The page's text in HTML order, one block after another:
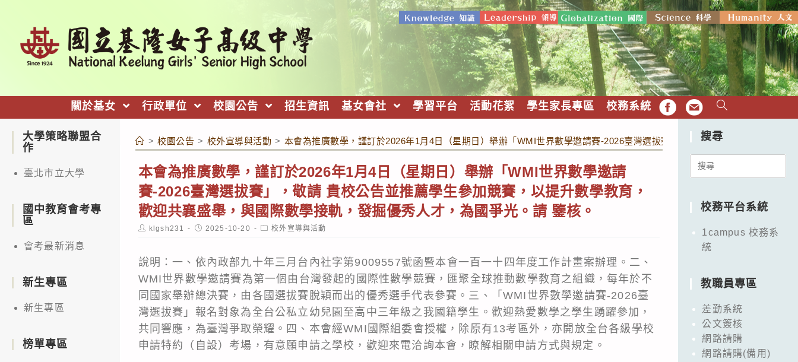
關於基女 行政單位 校園公告 招生資訊 基女會社 學習平台 活動花絮 學生家長專區 校務系統 FB EMAIL
> 校園公告 > 校外宣導與活動 > 本會為推廣數學，謹訂於2026年1月4日（星期日）舉辦「WMI世界數學邀請賽-2026臺灣選拔賽」，敬請 貴校公告並推薦學
本會為推廣數學，謹訂於2026年1月4日（星期日）舉辦「WMI世界數學邀請
賽-2026臺灣選拔賽」，敬請 貴校公告並推薦學生參加競賽，以提升數學教育，
歡迎共襄盛舉，與國際數學接軌，發掘優秀人才，為國爭光。請 鑒核。
Post
author:
klgsh231
Post
published:
2025-10-20
Post
category:
校外宣導與活動
說明：一、依內政部九十年三月台內社字第9009557號函暨本會一百一十四年度工作計畫案辦理。二、
WMI世界數學邀請賽為第一個由台灣發起的國際性數學競賽，匯聚全球推動數學教育之組織，每年於不
同國家舉辦總決賽，由各國選拔賽脫穎而出的優秀選手代表參賽。三、「WMI世界數學邀請賽-2026臺
灣選拔賽」報名對象為全台公私立幼兒園至高中三年級之我國籍學生。歡迎熱愛數學之學生踴躍參加，
共同響應，為臺灣爭取榮耀。四、本會經WMI國際組委會授權，除原有13考區外，亦開放全台各級學校
申請特約（自設）考場，有意願申請之學校，歡迎來電洽詢本會，瞭解相關申請方式與規定。
大學策略聯盟合
作
臺北市立大學
國中教育會考專
區
會考最新消息
新生專區
新生專區
榜單專區
搜尋
Search
校務平台系統
1campus 校務系
統
教職員專區
差勤系統
公文簽核
網路請購
網路請購(備用)